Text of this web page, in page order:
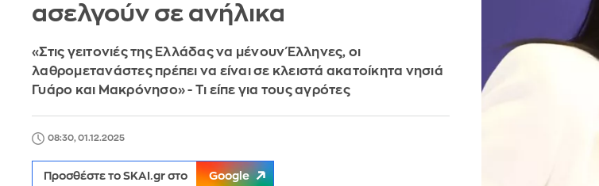
ασελγούν σε ανήλικα
«Στις γειτονιές της Ελλάδας να μένουν Έλληνες, οι
λαθρομετανάστες πρέπει να είναι σε κλειστά ακατοίκητα νησιά
Γυάρο και Μακρόνησο» - Τι είπε για τους αγρότες
08:30, 01.12.2025
Προσθέστε το SKAI.gr στο Google